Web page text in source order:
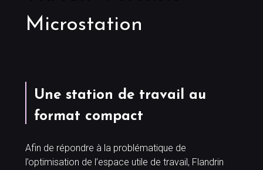
Microstation
Une station de travail au
format compact
Afin de répondre à la problématique de
l’optimisation de l’espace utile de travail, Flandrin